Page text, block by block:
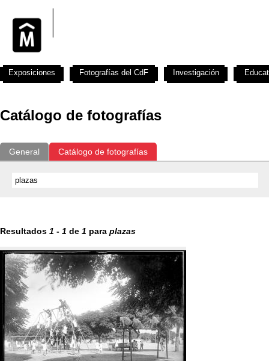
Catálogo de fotografías
General Catálogo de fotografías
Resultados 1 - 1 de 1 para plazas
Exposiciones Fotografías del CdF Investigación